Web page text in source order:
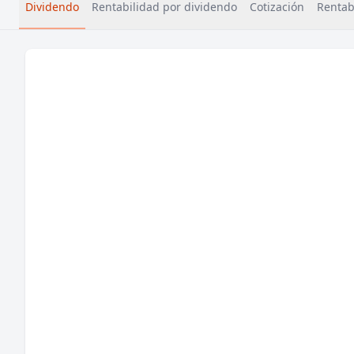
Dividendo Rentabilidad por dividendo Cotización